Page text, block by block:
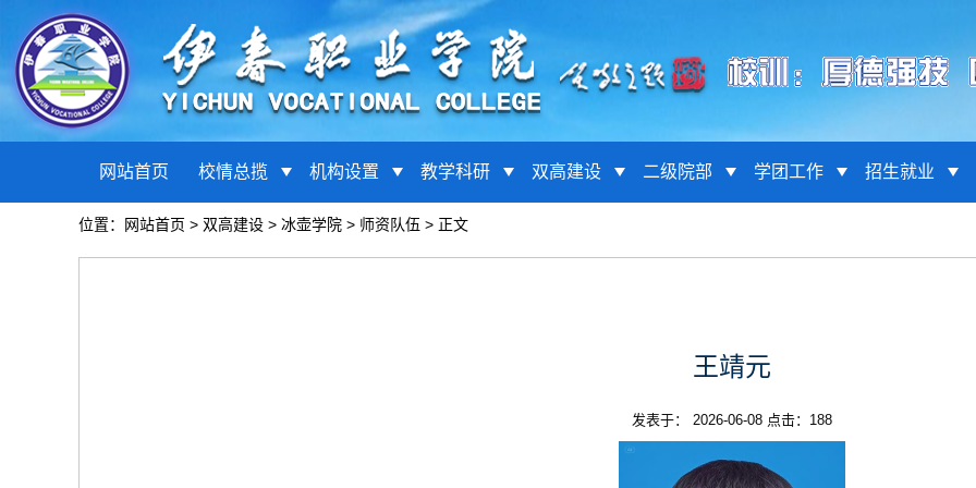
网站首页 校情总揽 机构设置 教学科研 双高建设 二级院部 学团工作 招生就业
位置： 网站首页 > 双高建设 > 冰壶学院 > 师资队伍 > 正文
王靖元
发表于： 2026-06-08 点击： 188